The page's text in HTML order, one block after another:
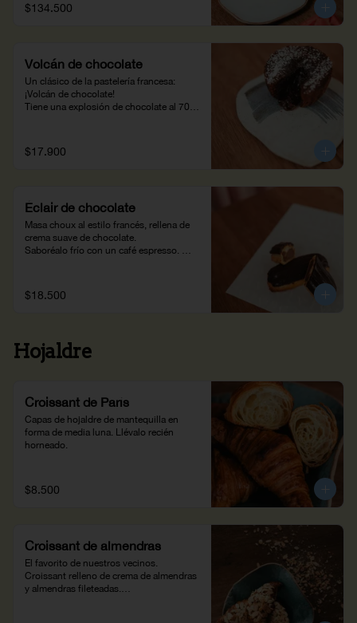
$134.500
Volcán de chocolate
Un clásico de la pastelería francesa:
¡Volcán de chocolate!
Tiene una explosión de chocolate al 70%
$17.900
Éclair de chocolate
Masa choux al estilo francés, rellena de
crema suave de chocolate.
Saboréalo frío con un café espresso.
$18.500
Hojaldre
Croissant de París
Capas de hojaldre de mantequilla en
forma de media luna. Llévalo recién
horneado.
$8.500
Croissant de almendras
El favorito de nuestros vecinos.
Croissant relleno de crema de almendras
y almendras fileteadas.